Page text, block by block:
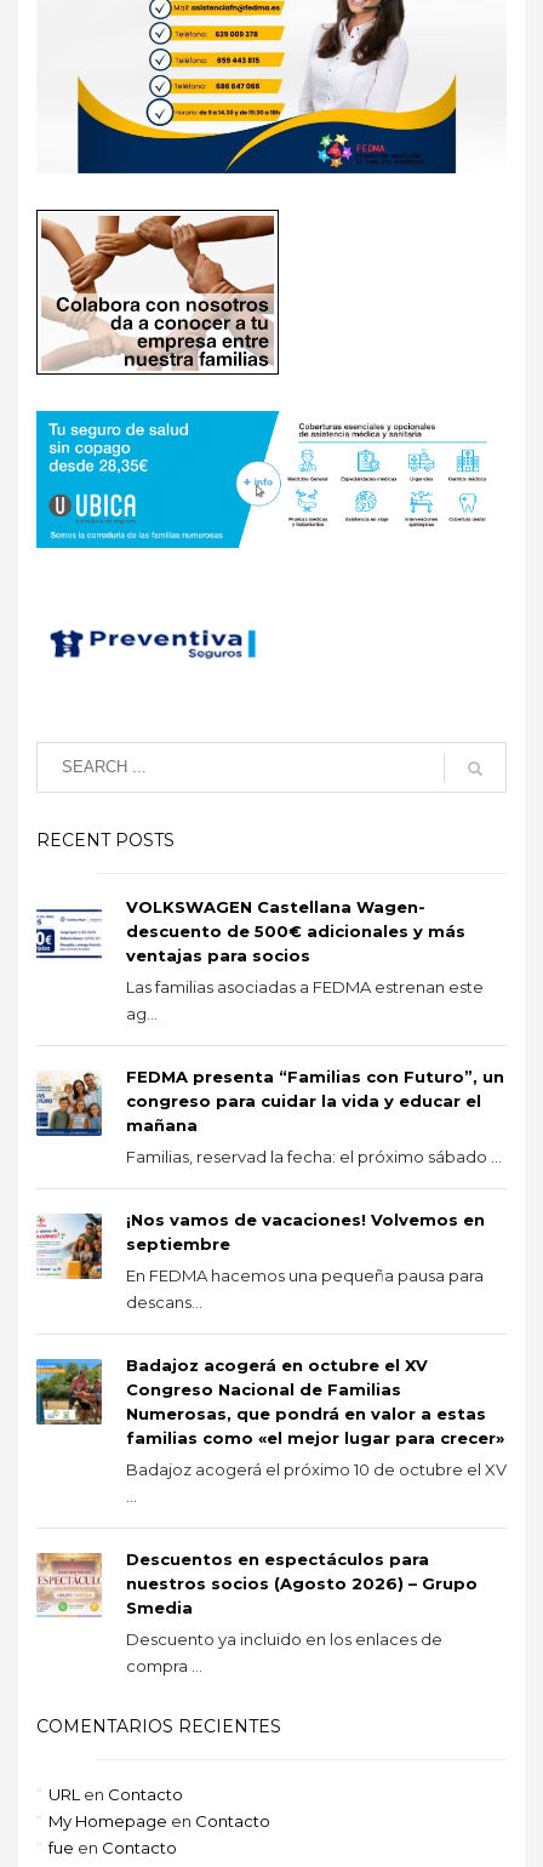
RECENT POSTS
VOLKSWAGEN Castellana Wagen-
descuento de 500€ adicionales y más
ventajas para socios
Las familias asociadas a FEDMA estrenan este
ag...
FEDMA presenta “Familias con Futuro”, un
congreso para cuidar la vida y educar el
mañana
Familias, reservad la fecha: el próximo sábado ...
¡Nos vamos de vacaciones! Volvemos en
septiembre
En FEDMA hacemos una pequeña pausa para
descans...
Badajoz acogerá en octubre el XV
Congreso Nacional de Familias
Numerosas, que pondrá en valor a estas
familias como «el mejor lugar para crecer»
Badajoz acogerá el próximo 10 de octubre el XV
Descuentos en espectáculos para
nuestros socios (Agosto 2026) – Grupo
Smedia
Descuento ya incluido en los enlaces de
compra ...
COMENTARIOS RECIENTES
URL en Contacto
My Homepage en Contacto
fue en Contacto